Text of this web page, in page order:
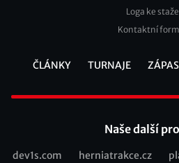
Loga ke
Kontaktní
ČLÁNKY TURNAJE
Naše další
dev1s.com herniatrakce.cz